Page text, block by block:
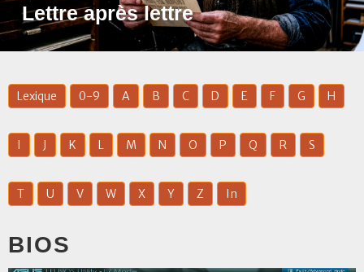
Lettre après lettre
Lexique 0-9 A B C D E F G H
I J K L M N O P Q R S
T U V W X Y Z In
BIOS